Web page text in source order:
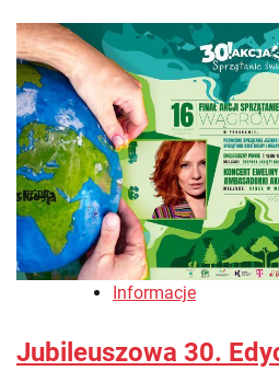
Informacje
Jubileuszowa 30.